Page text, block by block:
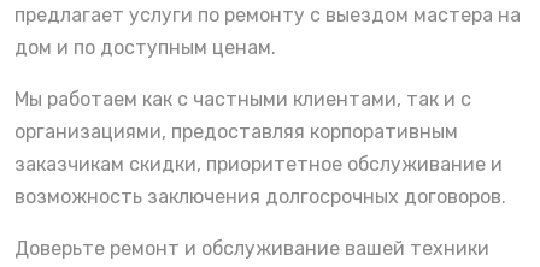
предлагает услуги по ремонту с выездом мастера на
дом и по доступным ценам.
Мы работаем как с частными клиентами, так и с
организациями, предоставляя корпоративным
заказчикам скидки, приоритетное обслуживание и
возможность заключения долгосрочных договоров.
Доверьте ремонт и обслуживание вашей техники